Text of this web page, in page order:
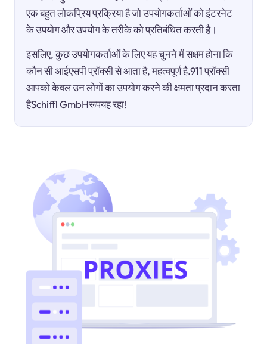
एक बहुत लोकप्रिय प्रक्रिया है जो उपयोगकर्ताओं को इंटरनेट
के उपयोग और उपयोग के तरीके को प्रतिबंधित करती है।
इसलिए, कुछ उपयोगकर्ताओं के लिए यह चुनने में सक्षम होना कि
कौन सी आईएसपी प्रॉक्सी से आता है, महत्वपूर्ण है.911 प्रॉक्सी
आपको केवल उन लोगों का उपयोग करने की क्षमता प्रदान करता
हैSchiffl GmbHरूपयह रहा!